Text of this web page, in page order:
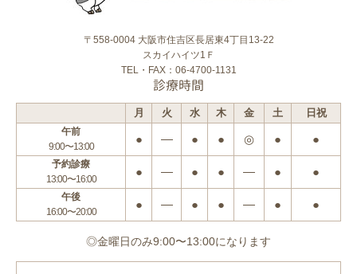
〒558-0004 大阪市住吉区長居東4丁目13-22
スカイハイツ1Ｆ
TEL・FAX：06-4700-1131
診療時間
月 火 水 木 金 土 日祝
午前
9:00〜13:00
● ― ● ● ◎ ● ●
予約診療
13:00〜16:00
● ― ● ● ― ● ●
午後
16:00〜20:00
● ― ● ● ― ● ●
◎金曜日のみ9:00〜13:00になります